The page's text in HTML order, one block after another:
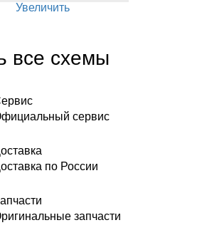
Увеличить
все схемы
сервис
по России
запчасти